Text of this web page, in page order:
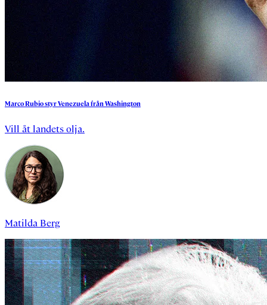
MarcoRubiostyrVenezuelafrånWashington
Vill åt landets olja.
Matilda Berg